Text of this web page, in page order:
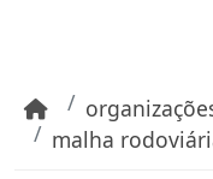
malha